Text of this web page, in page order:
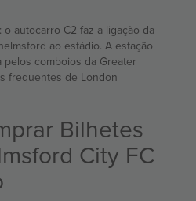
autocarro C2 faz a ligação da
ao estádio. A estação
comboios da Greater
frequentes de London
Bilhetes
City FC